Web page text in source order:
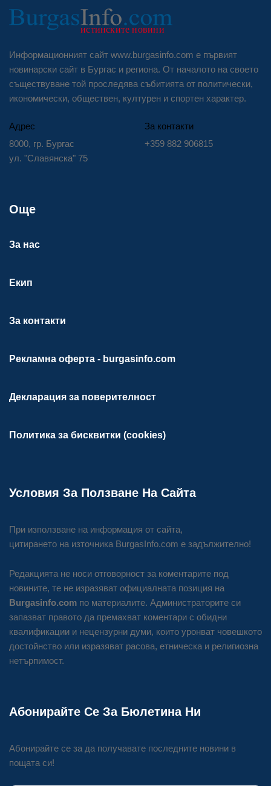
Информационният сайт www.burgasinfo.com е първият
новинарски сайт в Бургас и региона. От началото на своето
съществуване той проследява събитията от политически,
икономически, обществен, културен и спортен характер.
Адрес
8000, гр. Бургас
ул. "Славянска" 75
За контакти
+359 882 906815
Още
За нас
Екип
За контакти
Рекламна оферта - burgasinfo.com
Декларация за поверителност
Политика за бисквитки (cookies)
Условия За Ползване На Сайта
При използване на информация от сайта,
цитирането на източника BurgasInfo.com е задължително!
Редакцията не носи отговорност за коментарите под
новините, те не изразяват официалната позиция на
Burgasinfo.com по материалите. Администраторите си
запазват правото да премахват коментари с обидни
квалификации и нецензурни думи, които уронват човешкото
достойнство или изразяват расова, етническа и религиозна
нетърпимост.
Абонирайте Се За Бюлетина Ни
Абонирайте се за да получавате последните новини в
пощата си!